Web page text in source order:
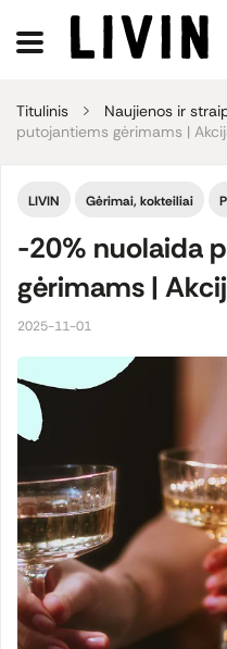
Titulinis Naujienos ir
putojantiems gėrimams |
LIVIN Gėrimai, kokteiliai
-20% nuolaida
gėrimams |
2025-11-01